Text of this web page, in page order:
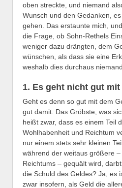
oben streckte, und niemand
Wunsch und den Gedanken,
gehen. Das erstaunte mich,
die Frage, ob Sohn-Rethels
weniger dazu drängten, dem
wünschen, als dass sie eine
weshalb dies durchaus
1. Es geht nicht gut mit
Geht es denn so gut mit dem
gut damit. Das Gröbste, was
heißt zwar, dass es einem Teil
Wohlhabenheit und Reichtum
nur einem stets sehr kleinen
während der weitaus größere
Reichtums – gequält wird,
die Schuld des Geldes? Ja, es
zwar insofern, als Geld die